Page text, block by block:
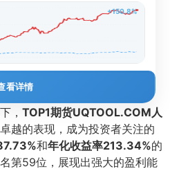
+150.8%
看详情
， TOP1期货UQTOOL.COM人
越的表现，成为投资者关注的
和年化收益率213.34%的
第59位，展现出强大的盈利能